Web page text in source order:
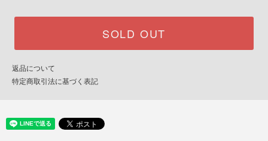
SOLD OUT
返品について
特定商取引法に基づく表記